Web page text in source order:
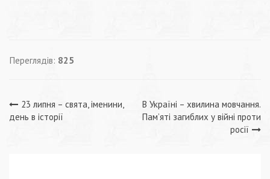
Переглядів: 825
Навігація
23 липня – свята, іменини,
день в історії
В Україні – хвилина мовчання.
Пам’яті загиблих у війні проти
росії